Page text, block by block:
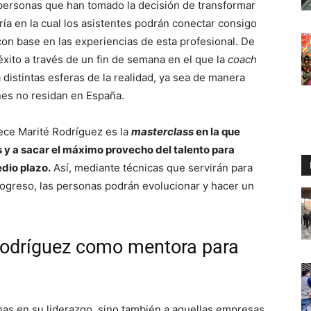
que han tomado la decisión de transformar
en la cual los asistentes podrán conectar consigo
base en las experiencias de esta profesional. De
a través de un fin de semana en el que la coach
esferas de la realidad, ya sea de manera
no residan en España.
Marité Rodríguez es la masterclassen la que
a sacar el máximo provecho del talento para
plazo. Así, mediante técnicas que servirán para
las personas podrán evolucionar y hacer un
como mentora para